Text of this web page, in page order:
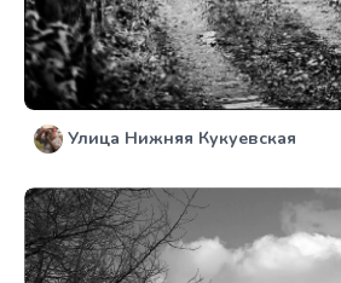
Улица Нижняя Кукуевская